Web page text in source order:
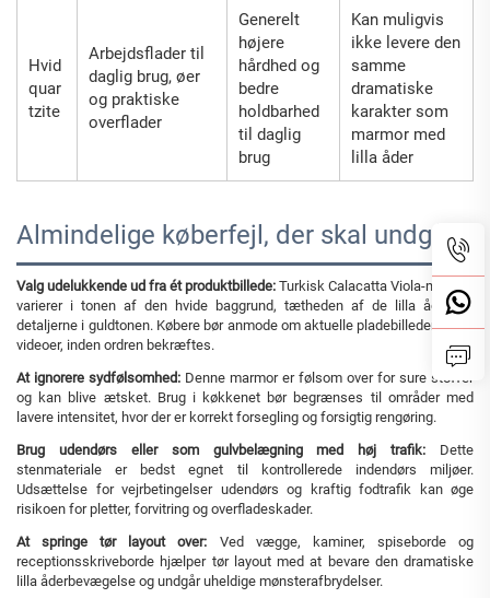
Hvid
quar
tzite
Arbejdsflader til
daglig brug, øer
og praktiske
overflader
Generelt
højere
hårdhed og
bedre
holdbarhed
til daglig
brug
Kan muligvis
ikke levere den
samme
dramatiske
karakter som
marmor med
lilla åder
Almindelige køberfejl, der skal undgås
Valg udelukkende ud fra ét produktbillede: Turkisk Calacatta Viola-marmor
varierer i tonen af den hvide baggrund, tætheden af de lilla åder og
detaljerne i guldtonen. Købere bør anmode om aktuelle pladebilleder eller -
videoer, inden ordren bekræftes.
At ignorere sydfølsomhed: Denne marmor er følsom over for sure stoffer
og kan blive ætsket. Brug i køkkenet bør begrænses til områder med
lavere intensitet, hvor der er korrekt forsegling og forsigtig rengøring.
Brug udendørs eller som gulvbelægning med høj trafik: Dette
stenmateriale er bedst egnet til kontrollerede indendørs miljøer.
Udsættelse for vejrbetingelser udendørs og kraftig fodtrafik kan øge
risikoen for pletter, forvitring og overfladeskader.
At springe tør layout over: Ved vægge, kaminer, spiseborde og
receptionsskriveborde hjælper tør layout med at bevare den dramatiske
lilla åderbevægelse og undgår uheldige mønsterafbrydelser.